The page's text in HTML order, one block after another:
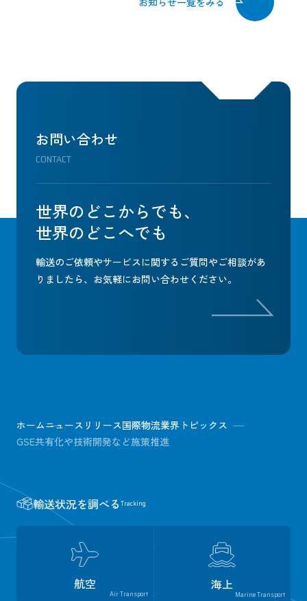
お問い合わせ
CONTACT
世界のどこからでも、
世界のどこへでも
輸送のご依頼やサービスに関するご質問やご相談があ
りましたら、 お気軽にお問い合わせください。
ホームニュースリリース国際物流業界トピックス
GSE共有化や技術開発など施策推進
輸送状況を調べる Tracking
航空
Air Transport
海上
Marine Transport